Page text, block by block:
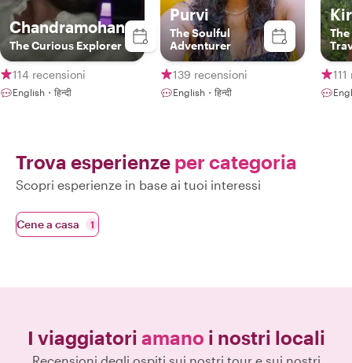
Chandramohan
The Curious Explorer
114 recensioni
English・हिन्दी
Purvi
The Soulful
Adventurer
139 recensioni
English・हिन्दी
Trova esperienze per categoria
Scopri esperienze in base ai tuoi interessi
Cene a casa 1
I viaggiatori amano i nostri locali